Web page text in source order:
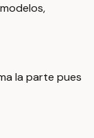
la parte pues